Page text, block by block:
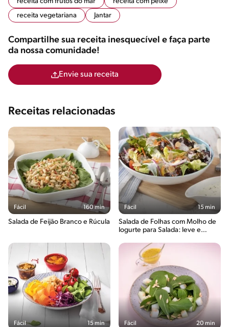
receita vegetariana
Jantar
Compartilhe sua receita inesquecível e faça parte
da nossa comunidade!
Envie sua receita
Receitas relacionadas
Fácil 160 min
Salada de Feijão Branco e Rúcula
Fácil 15 min
Salada de Folhas com Molho de
Iogurte para Salada: leve e
Fácil 15 min Fácil 20 min